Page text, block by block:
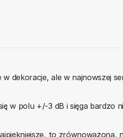
dekoracje, ale w najnowszej
w polu +/-3 dB i sięga bardzo
to zrównoważona,